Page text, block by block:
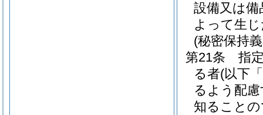
設備又は
よって生
(秘密保持
第21条
指
る者(以下
るよう配
知ること